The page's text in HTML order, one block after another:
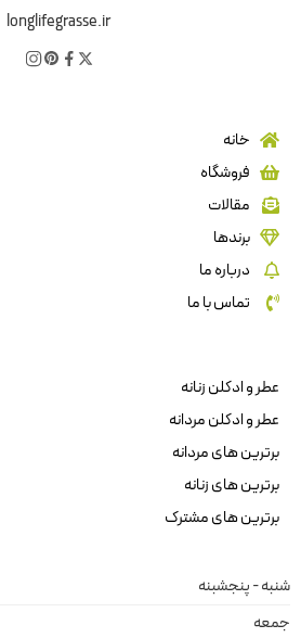
longlifegrasse.ir
خانه
فروشگاه
مقالات
برندها
درباره ما
تماس با ما
عطر و ادکلن زنانه
عطر و ادکلن مردانه
برترین های مردانه
برترین های زنانه
برترین های مشترک
شنبه - پنجشبنه
جمعه